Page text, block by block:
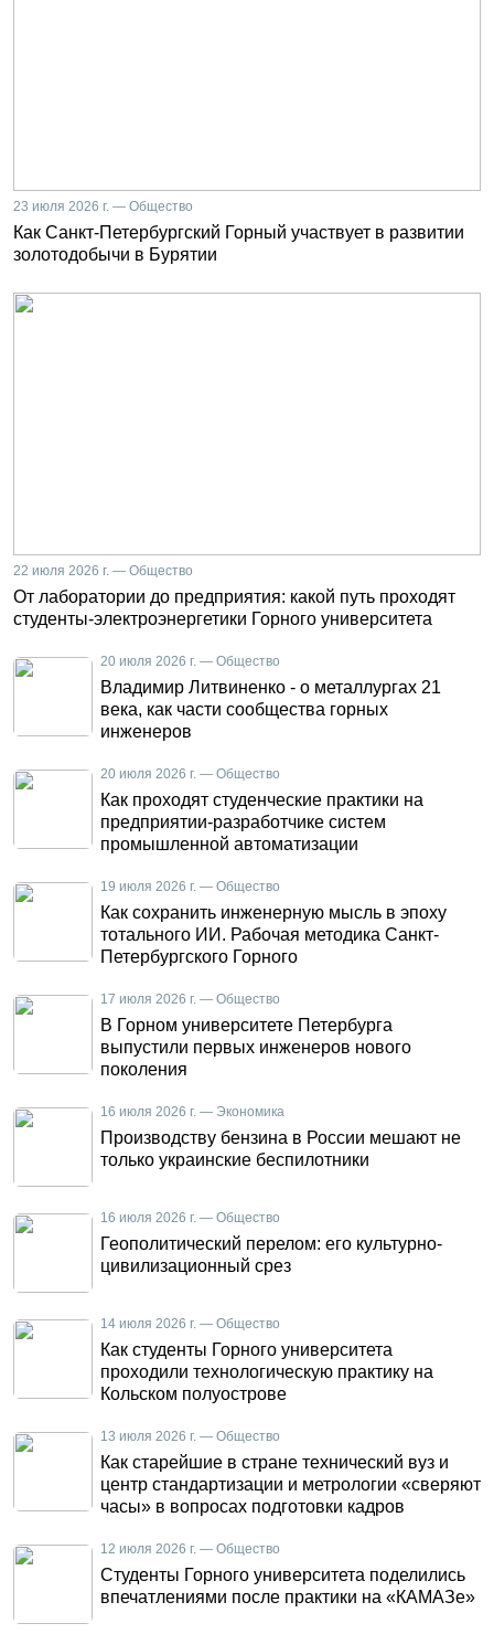
23 июля 2026 г. — Общество
Как Санкт-Петербургский Горный участвует в развитии
золотодобычи в Бурятии
22 июля 2026 г. — Общество
От лаборатории до предприятия: какой путь проходят
студенты-электроэнергетики Горного университета
20 июля 2026 г. — Общество
Владимир Литвиненко - о металлургах 21
века, как части сообщества горных
инженеров
20 июля 2026 г. — Общество
Как проходят студенческие практики на
предприятии-разработчике систем
промышленной автоматизации
19 июля 2026 г. — Общество
Как сохранить инженерную мысль в эпоху
тотального ИИ. Рабочая методика Санкт-
Петербургского Горного
17 июля 2026 г. — Общество
В Горном университете Петербурга
выпустили первых инженеров нового
поколения
16 июля 2026 г. — Экономика
Производству бензина в России мешают не
только украинские беспилотники
16 июля 2026 г. — Общество
Геополитический перелом: его культурно-
цивилизационный срез
14 июля 2026 г. — Общество
Как студенты Горного университета
проходили технологическую практику на
Кольском полуострове
13 июля 2026 г. — Общество
Как старейшие в стране технический вуз и
центр стандартизации и метрологии «сверяют
часы» в вопросах подготовки кадров
12 июля 2026 г. — Общество
Студенты Горного университета поделились
впечатлениями после практики на «КАМАЗе»